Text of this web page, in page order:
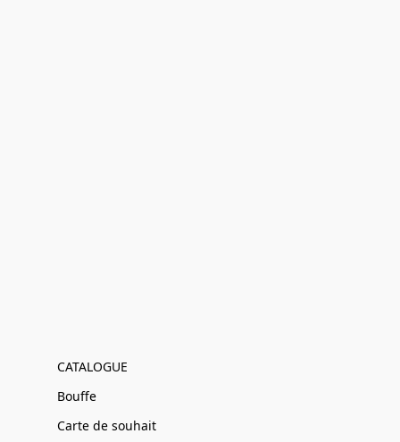
CATALOGUE
Bouffe
Carte de souhait